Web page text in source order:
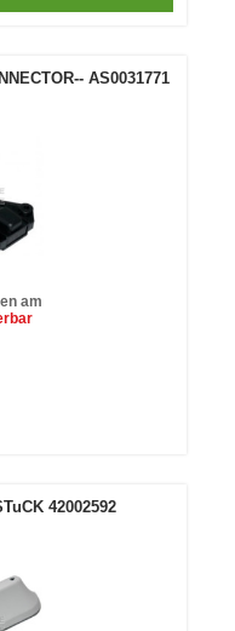
AS0031771
am
42002592